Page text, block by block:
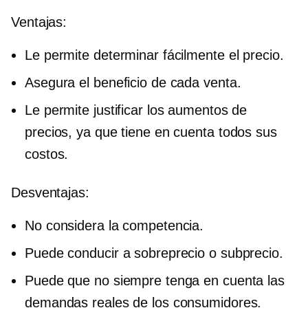
Ventajas:
Le permite determinar fácilmente el precio.
Asegura el beneficio de cada venta.
Le permite justificar los aumentos de
precios, ya que tiene en cuenta todos sus
costos.
Desventajas:
No considera la competencia.
Puede conducir a sobreprecio o subprecio.
Puede que no siempre tenga en cuenta las
demandas reales de los consumidores.